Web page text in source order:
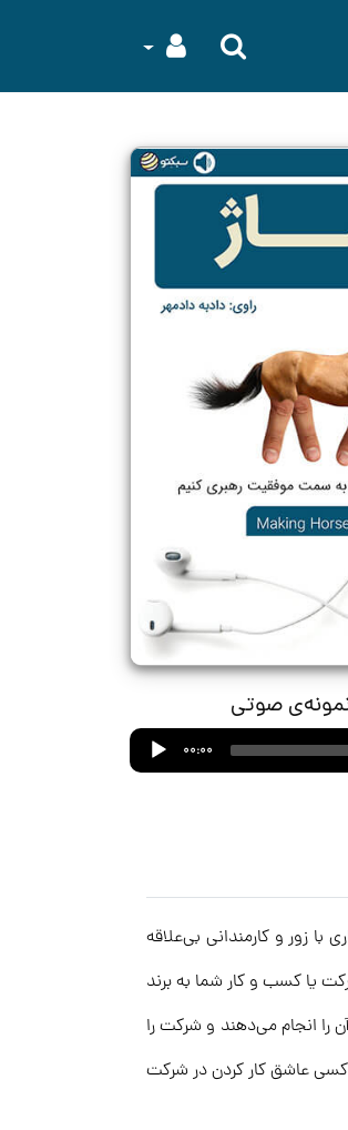
صوتی
Audio
Player
00:00
زور و کارمندانی بی‌علاقه
یا کسب و کار شما به برند
را انجام می‌دهند و شرکت را
عاشق کار کردن در شرکت